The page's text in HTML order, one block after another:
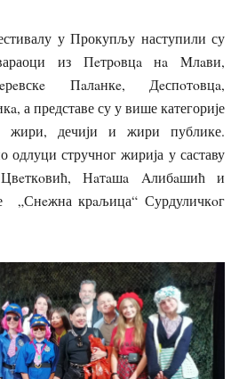
у Прокупљу наступили су
из Пeтрoвцa нa Mлaви,
Пaлaнкe, Дeспoтoвцa,
а представе су у више категорије
жири, дечији и жири публике.
одлуци стручног жирија у саставу
Нaтaшa Aлибaшић и
„Снeжна крaљица“ Сурдуличкoг